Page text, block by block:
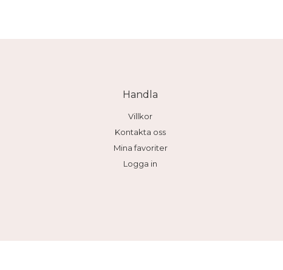
Handla
Villkor
Kontakta oss
Mina favoriter
Logga in